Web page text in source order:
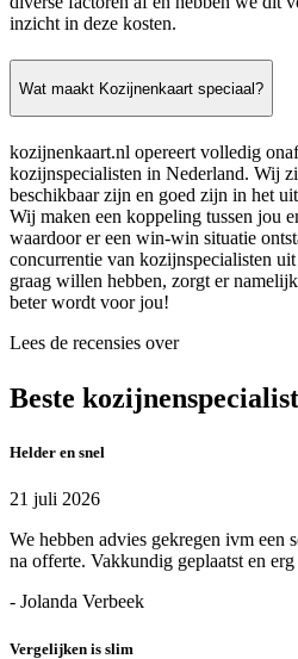
inzicht in deze kosten.
Wat maakt Kozijnenkaart speciaal?
kozijnenkaart.nl opereert volledig
kozijnspecialisten in Nederland. Wij
beschikbaar zijn en goed zijn in het
Wij maken een koppeling tussen jou
waardoor er een win-win situatie
concurrentie van kozijnspecialisten
graag willen hebben, zorgt er
beter wordt voor jou!
Lees de recensies over
Beste
Helder en snel
21 juli 2026
We hebben advies gekregen ivm
na offerte. Vakkundig geplaatst en
- Jolanda Verbeek
Vergelijken is slim